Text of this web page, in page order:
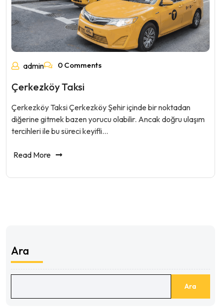
admin 0 Comments
Çerkezköy Taksi
Çerkezköy Taksi Çerkezköy Şehir içinde bir noktadan
diğerine gitmek bazen yorucu olabilir. Ancak doğru ulaşım
tercihleri ile bu süreci keyifli…
Read More
Ara
Ara